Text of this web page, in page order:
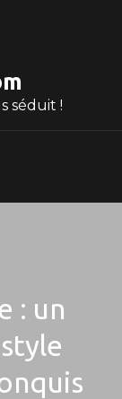
séduit !
: un